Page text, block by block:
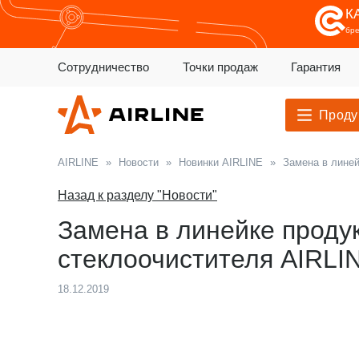
Сотрудничество Точки продаж Гарантия
AIRLINE » Новости » Новинки AIRLINE » Замена в
Назад к разделу "Новости"
Замена в линейке
стеклоочистителя
18.12.2019